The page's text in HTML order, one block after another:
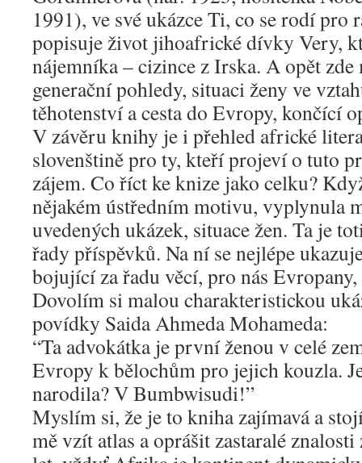
1991), ve své ukázce Ti, co se rodí pro
popisuje život jihoafrické dívky Very,
nájemníka – cizince z Irska. A opět zde
generační pohledy, situaci ženy ve
těhotenství a cesta do Evropy, končící
V závěru knihy je i přehled africké
slovenštině pro ty, kteří projeví o tuto
zájem. Co říct ke knize jako celku?
nějakém ústředním motivu, vyplynula
uvedených ukázek, situace žen. Ta je
řady příspěvků. Na ní se nejlépe
bojující za řadu věcí, pro nás
Dovolím si malou charakteristickou
povídky Saida Ahmeda Mohameda:
“Ta advokátka je první ženou v celé
Evropy k bělochům pro jejich kouzla.
narodila? V Bumbwisudi!”
Myslím si, že je to kniha zajímavá a
mě vzít atlas a oprášit zastaralé